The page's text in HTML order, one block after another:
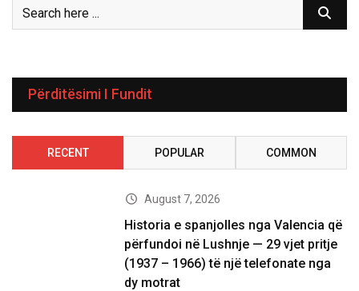
Përditësimi I Fundit
RECENT POPULAR COMMON
August 7, 2026
Historia e spanjolles nga Valencia që
përfundoi në Lushnje — 29 vjet pritje
(1937 – 1966) të një telefonate nga
dy motrat